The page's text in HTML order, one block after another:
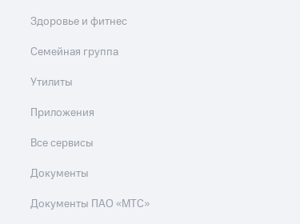
Здоровье и фитнес
Семейная группа
Утилиты
Приложения
Все сервисы
Документы
Документы ПАО «МТС»